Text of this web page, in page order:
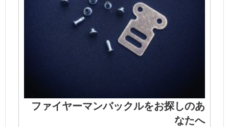
ファイヤーマンバックルをお探しのあ
なたへ